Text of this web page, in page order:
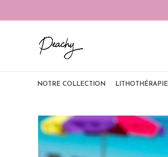
NOTRE COLLECTION LITHOTHÉRAPIE